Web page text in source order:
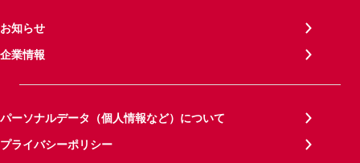
お知らせ
企業情報
パーソナルデータ（個人情報など）について
プライバシーポリシー